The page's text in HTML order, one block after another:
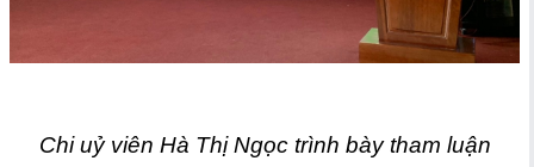
Chi uỷ viên Hà Thị Ngọc trình bày tham luận